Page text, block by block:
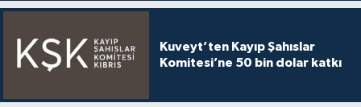
Kuveyt’ten Kayıp Şahıslar
Komitesi’ne 50 bin dolar katkı